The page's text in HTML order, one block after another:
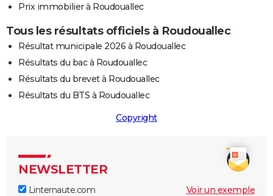
Prix immobilier à Roudouallec
Tous les résultats officiels à Roudouallec
Résultat municipale 2026 à Roudouallec
Résultats du bac à Roudouallec
Résultats du brevet à Roudouallec
Résultats du BTS à Roudouallec
Copyright
NEWSLETTER
Linternaute.com Voir un exemple